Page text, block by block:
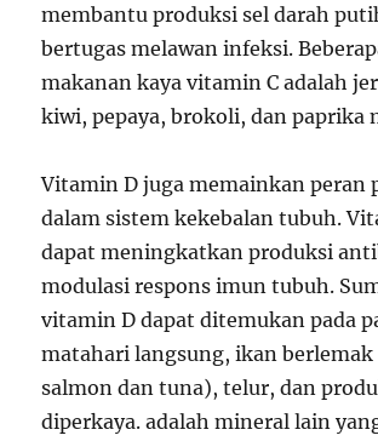
membantu produksi sel darah
bertugas melawan infeksi.
makanan kaya vitamin C adalah
kiwi, pepaya, brokoli, dan paprika
Vitamin D juga memainkan peran
dalam sistem kekebalan tubuh.
dapat meningkatkan produksi
modulasi respons imun tubuh.
vitamin D dapat ditemukan pada
matahari langsung, ikan berlemak
salmon dan tuna), telur, dan
diperkaya. adalah mineral lain